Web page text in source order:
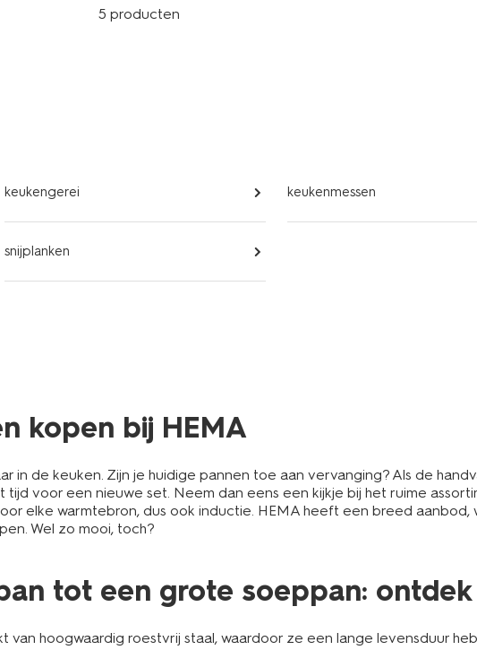
5 producten
keukengerei keukenmessen
snijplanken
kopen bij HEMA
in de keuken. Zijn je huidige pannen toe aan vervanging? Als de
voor een nieuwe set. Neem dan eens een kijkje bij het ruime
elke warmtebron, dus ook inductie. HEMA heeft een breed
Wel zo mooi, toch?
tot een grote soeppan:
hoogwaardig roestvrij staal, waardoor ze een lange levensduur